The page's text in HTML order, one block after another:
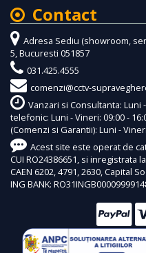
Contact
Adresa Sediu (showroom,
5, Bucuresti 051857
031.425.4555
comenzi@cctv-
Vanzari si Consultanta: Luni
telefonic: Luni - Vineri: 09:00 -
(Comenzi si Garantii): Luni -
Acest site este operat de
CUI RO24386651, si inregistrata
CAEN 6202, 4791, 2630, Capital
ING BANK: